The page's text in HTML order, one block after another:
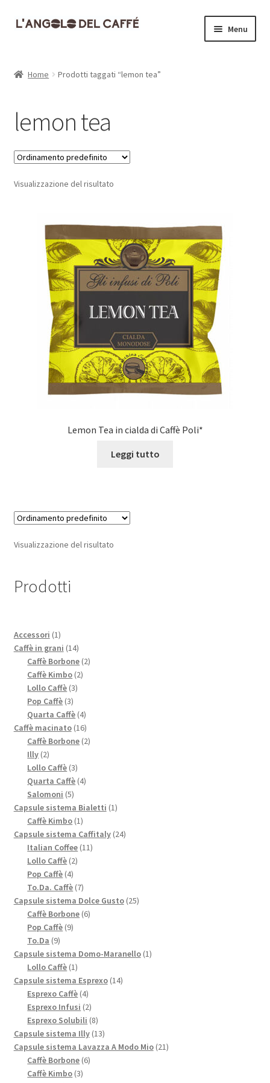
Vai
Vai
Menu
Cassa
Contatti
Dove siamo
Informativa Privacy
Home Prodotti taggati “lemon tea”
lemon tea
Visualizzazione del risultato
Lemon Tea in cialda di Caffè Poli*
Leggi tutto
Visualizzazione del risultato
Prodotti
Accessori 11
prodotto
Caffè in grani 1414
prodotti
Caffè Borbone 22
Caffè Kimbo 22
Lollo Caffè 33
Pop Caffè 33
prodotti
Quarta Caffè 44
prodotti
Caffè macinato 1616
prodotti
Caffè Borbone 22
Illy 22
prodotti
Lollo Caffè 33
prodotti
Quarta Caffè 44
Salomoni 55
prodotti
Capsule sistema Bialetti 11
Caffè Kimbo 11
prodotto
Capsule sistema Caffitaly 2424
Italian Coffee 1111
Lollo Caffè 22
Pop Caffè 44
prodotti
To.Da. Caffè 77
prodotti
Capsule sistema Dolce Gusto 2525
Caffè Borbone 66
Pop Caffè 99
To.Da 99
prodotti
Capsule sistema Domo-Maranello 11
Lollo Caffè 11
prodotto
Capsule sistema Esprexo 1414
Esprexo Caffè 44
prodotti
Esprexo Infusi 22
prodotti
Esprexo Solubili 88
prodotti
Capsule sistema Illy 1313
prodotti
Capsule sistema Lavazza A Modo Mio 2121
Caffè Borbone 66
Caffè Kimbo 33